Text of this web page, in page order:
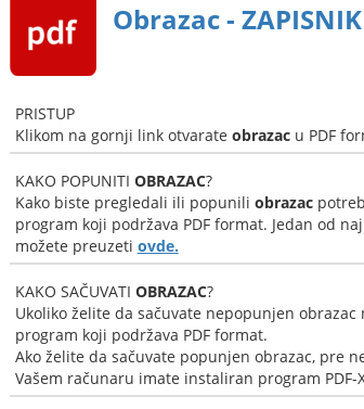
Obrazac -
PRISTUP
Klikom na gornji link otvarate obrazacu PDF
KAKO POPUNITI OBRAZAC?
Kako biste pregledali ili popunili obrazac
program koji podržava PDF format. Jedan od
možete preuzeti ovde.
KAKO SAČUVATI OBRAZAC?
Ukoliko želite da sačuvate nepopunjen
program koji podržava PDF format.
Ako želite da sačuvate popunjen obrazac, pre
Vašem računaru imate instaliran program